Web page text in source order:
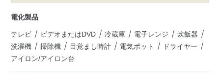
電化製品
テレビ ビデオまたはDVD 冷蔵庫 電子レンジ
炊飯器
洗濯機
掃除機 目覚まし時計 電気ポット
ドライヤー
アイロン/アイロン台